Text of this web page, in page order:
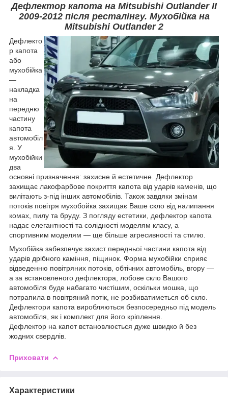
Дефлектор капота на Mitsubishi Outlander II
2009-2012 після ресталінгу. Мухобійка на
Mitsubishi Outlander 2
Дефлекто
р капота
або
мухобійка
—
накладка
на
передню
частину
капота
автомобіл
я. У
мухобійки
два
основні призначення: захисне й естетичне. Дефлектор
захищає лакофарбове покриття капота від ударів каменів, що
вилітають з-під інших автомобілів. Також завдяки змінам
потоків повітря мухобойка захищає Ваше скло від налипання
комах, пилу та бруду. З погляду естетики, дефлектор капота
надає елегантності та солідності моделям класу, а
спортивним моделям — ще більше агресивності та стилю.
Мухобійка забезпечує захист передньої частини капота від
ударів дрібного каміння, піщинок. Форма мухобійки сприяє
відведенню повітряних потоків, обтічних автомобіль, вгору —
а за встановленого дефлектора, лобове скло Вашого
автомобіля буде набагато чистішим, оскільки мошка, що
потрапила в повітряний потік, не розбиватиметься об скло.
Дефлектори капота виробляються безпосередньо під модель
автомобіля, як і комплект для його кріплення.
Дефлектор на капот встановлюється дуже швидко й без
жодних свердлів.
Приховати
Характеристики